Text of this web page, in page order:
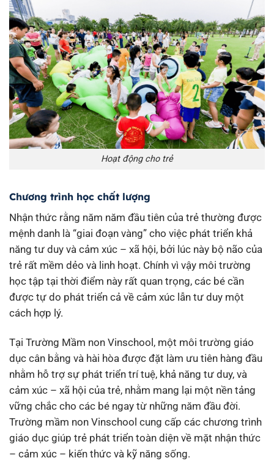
Hoạt động cho trẻ
Chương trình học chất lượng
Nhận thức rằng năm năm đầu tiên của trẻ thường được
mệnh danh là “giai đoạn vàng” cho việc phát triển khả
năng tư duy và cảm xúc – xã hội, bởi lúc này bộ não của
trẻ rất mềm dẻo và linh hoạt. Chính vì vậy môi trường
học tập tại thời điểm này rất quan trọng, các bé cần
được tự do phát triển cả về cảm xúc lẫn tư duy một
cách hợp lý.
Tại Trường Mầm non Vinschool, một môi trường giáo
dục cân bằng và hài hòa được đặt làm ưu tiên hàng đầu
nhằm hỗ trợ sự phát triển trí tuệ, khả năng tư duy, và
cảm xúc – xã hội của trẻ, nhằm mang lại một nền tảng
vững chắc cho các bé ngay từ những năm đầu đời.
Trường mầm non Vinschool cung cấp các chương trình
giáo dục giúp trẻ phát triển toàn diện về mặt nhận thức
– cảm xúc – kiến thức và kỹ năng sống.